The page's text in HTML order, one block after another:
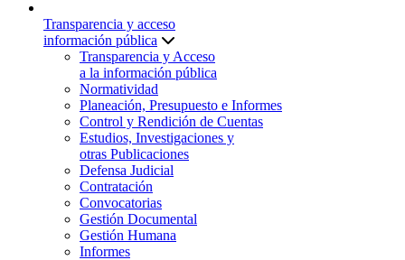
Transparencia y acceso
información pública
Transparencia y Acceso
a la información pública
Normatividad
Planeación, Presupuesto e Informes
Control y Rendición de Cuentas
Estudios, Investigaciones y
otras Publicaciones
Defensa Judicial
Contratación
Convocatorias
Gestión Documental
Gestión Humana
Informes